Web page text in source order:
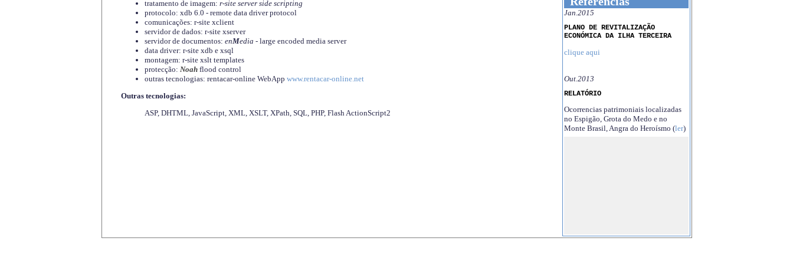
tratamento de imagem: r-site server side scripting
protocolo: xdb 6.0 - remote data driver protocol
comunicações: r-site xclient
servidor de dados: r-site xserver
servidor de documentos: enMedia - large encoded media server
data driver: r-site xdb e xsql
montagem: r-site xslt templates
protecção: Noahflood control
outras tecnologias: rentacar-online WebApp www.rentacar-online.net
Outras tecnologias:
ASP, DHTML, JavaScript, XML, XSLT, XPath, SQL, PHP, Flash ActionScript2
Jan.2015
PLANO DE REVITALIZAÇÃO
ECONÓMICA DA ILHA TERCEIRA
clique aqui
Out.2013
RELATÓRIO
Ocorrencias patrimoniais localizadas
no Espigão, Grota do Medo e no
Monte Brasil, Angra do Heroísmo (ler)